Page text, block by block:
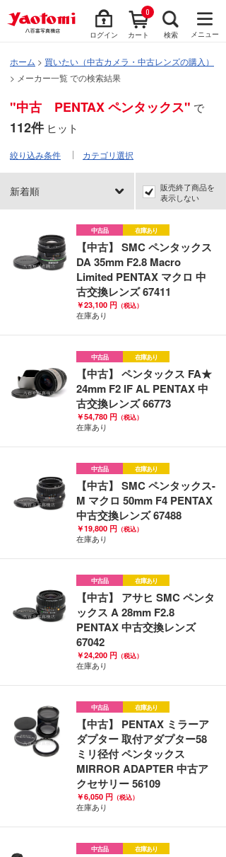
ログイン カート
0
検索 メニュー
ホーム > 買いたい（中古カメラ・中古レンズの購入）
> メーカー一覧 での検索結果
"中古 PENTAX ペンタックス" で
112件ヒット
絞り込み条件 カテゴリ選択
新着順
販売終了商品を
表示しない
中古品 在庫あり
【中古】 SMC ペンタックス
DA 35mm F2.8 Macro
Limited PENTAX マクロ 中
古交換レンズ 67411
￥23,100 円 （税込）
在庫あり
中古品 在庫あり
【中古】 ペンタックス FA★
24mm F2 IF AL PENTAX 中
古交換レンズ 66773
￥54,780 円 （税込）
在庫あり
中古品 在庫あり
【中古】 SMC ペンタックス-
M マクロ 50mm F4 PENTAX
中古交換レンズ 67488
￥19,800 円 （税込）
在庫あり
中古品 在庫あり
【中古】 アサヒ SMC ペンタ
ックス A 28mm F2.8
PENTAX 中古交換レンズ
67042
￥24,200 円 （税込）
在庫あり
中古品 在庫あり
【中古】 PENTAX ミラーア
ダプター 取付アダプター58
ミリ径付 ペンタックス
MIRROR ADAPTER 中古ア
クセサリー 56109
￥6,050 円 （税込）
在庫あり
中古品 在庫あり